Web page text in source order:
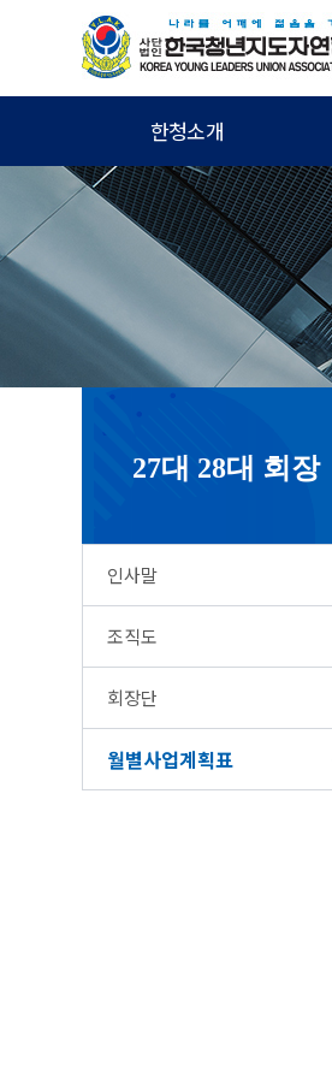
한청소개
30대 회장
27대 28대 회장
인사말
조직도
회장단
월별사업계획표